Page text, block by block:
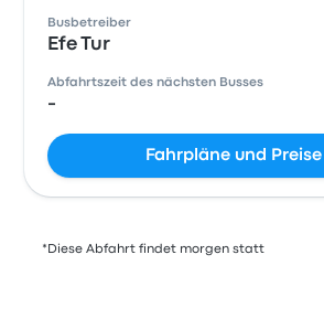
Busbetreiber
Efe Tur
Abfahrtszeit des nächsten Busses
-
Fahrpläne und Preise
*Diese Abfahrt findet morgen statt